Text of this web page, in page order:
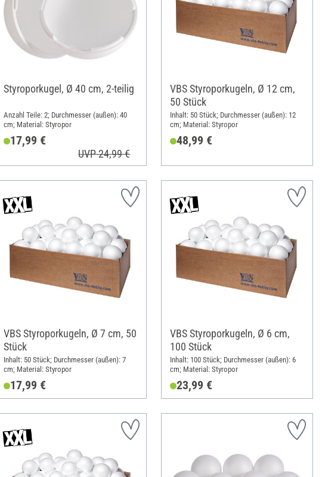
Styroporkugel, Ø 40 cm, 2-teilig
Anzahl Teile: 2; Durchmesser (außen): 40
cm; Material: Styropor
17,99 €
UVP 24,99 €
VBS Styroporkugeln, Ø 12 cm,
50 Stück
Inhalt: 50 Stück; Durchmesser (außen): 12
cm; Material: Styropor
48,99 €
VBS Styroporkugeln, Ø 7 cm, 50
Stück
Inhalt: 50 Stück; Durchmesser (außen): 7
cm; Material: Styropor
17,99 €
VBS Styroporkugeln, Ø 6 cm,
100 Stück
Inhalt: 100 Stück; Durchmesser (außen): 6
cm; Material: Styropor
23,99 €